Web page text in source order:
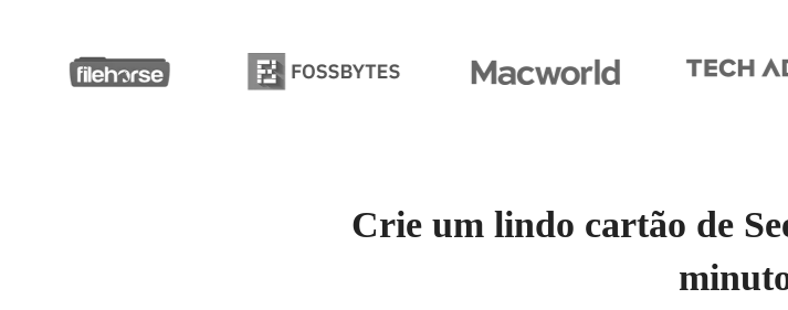
Crie um lindo cartão de